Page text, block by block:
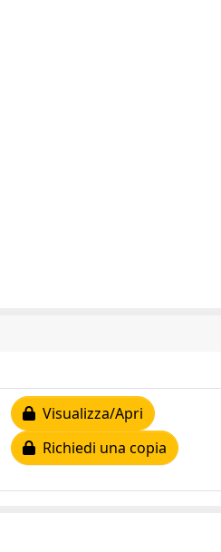
Visualizza/Apri
Richiedi una copia